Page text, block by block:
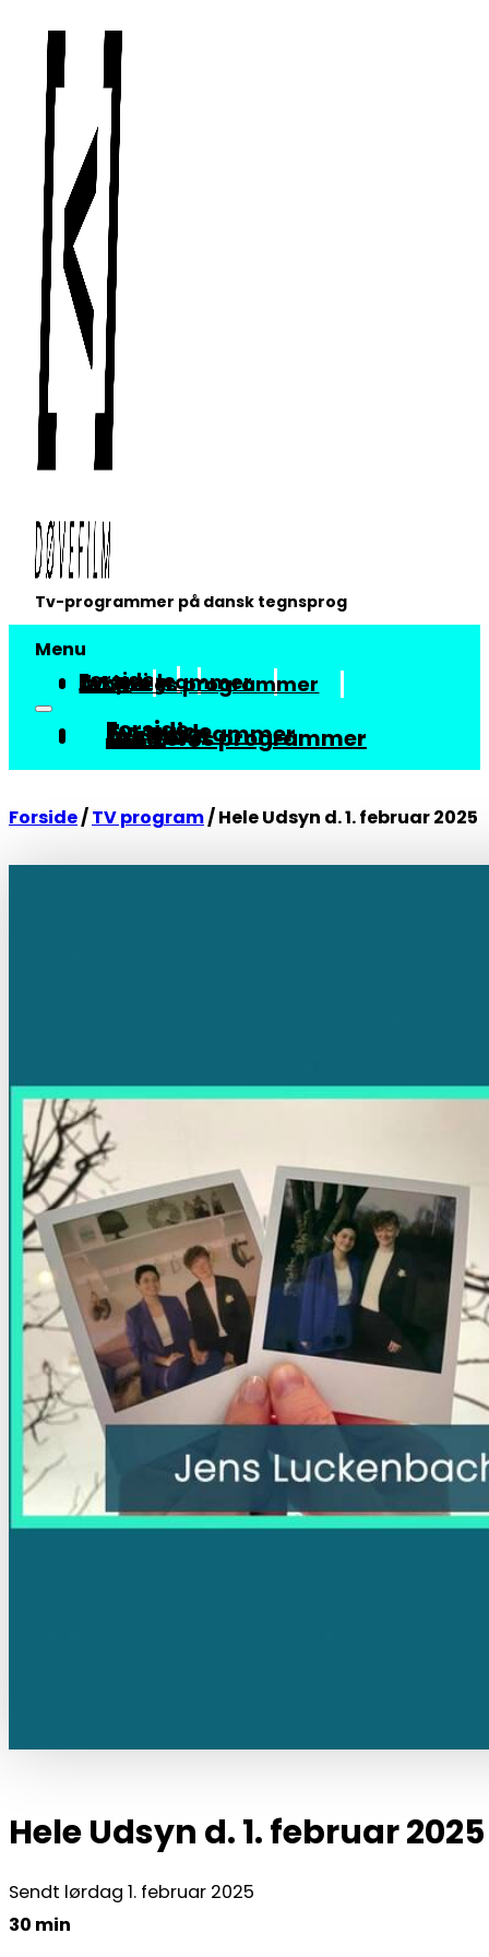
Tv-programmer på dansk tegnsprog
Menu
Forside
Tv-guide
Tv-programmer
Arkiv
Om vores programmer
Forside
Tv-guide
Tv-programmer
Arkiv
Om vores programmer
Forside/TV program/Hele Udsyn d. 1. februar 2025
Hele Udsyn d. 1. februar 2025
Sendt lørdag 1. februar 2025
30 min